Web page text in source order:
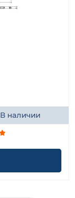
В наличии